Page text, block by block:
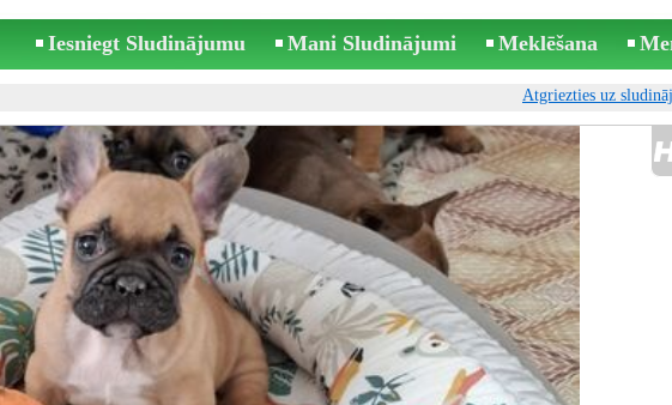
Iesniegt Sludinājumu Mani Sludinājumi Meklēšana
Atgriezties uz